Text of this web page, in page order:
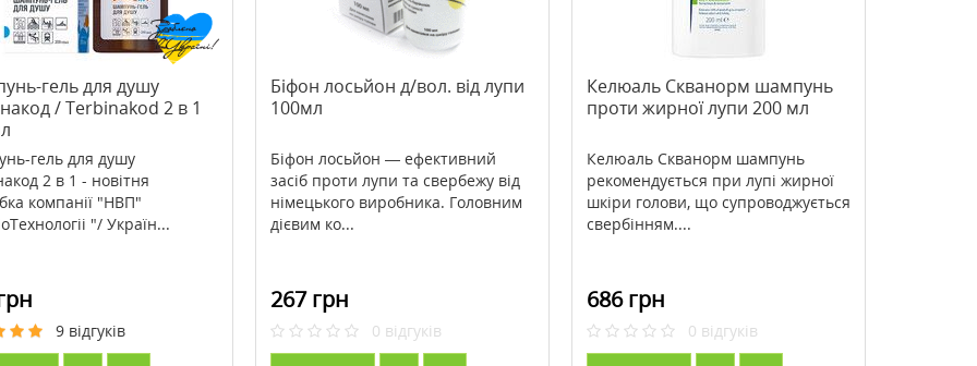
Acid (Ліпоєва
300 мг 60 таблеток ТМ
/ Country Life
>Babor Body Grounding
Soul&Room Fragrance 220 мл
Купити
>Bee Propolis (Бджолиний
прополіс) 500 мг 100 капсул ТМ
Кантрі Лайф / Country Life
Купити
гель для душу
/ Terbinakod 2 в 1
гель для душу
2 в 1 - новітня
компанії "НВП"
"/ Україн...
9 відгуків
Біфон лосьйон д/вол. від лупи
100мл
Біфон лосьйон — ефективний
засіб проти лупи та свербежу від
німецького виробника. Головним
дієвим ко...
267 грн
0 відгуків
Келюаль Скванорм шампунь
проти жирної лупи 200 мл
Келюаль Скванорм шампунь
рекомендується при лупі жирної
шкіри голови, що супроводжується
свербінням....
686 грн
0 відгуків